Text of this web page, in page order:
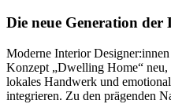
Die neue Generation
Moderne Interior
Konzept „Dwelling Home“
lokales Handwerk und
integrieren. Zu den prägenden